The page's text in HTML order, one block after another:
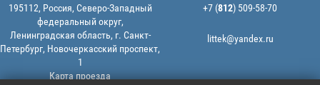
195112, Россия, Северо-Западный
федеральный округ,
Ленинградская область, г. Санкт-
Петербург, Новочеркасский проспект,
1
Карта проезда
+7 (812) 509-58-70
littek@yandex.ru